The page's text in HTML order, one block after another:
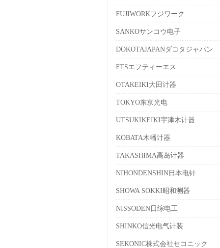
FUJIWORKフジワーク
SANKOサンコウ电子
DOKOTAJAPANダコタジャパン
FTSエフティーエス
OTAKEIKI大田计器
TOKYO东京光电
UTSUKIKEIKI宇津木计器
KOBATA木幡计器
TAKASHIMA高岛计器
NIHONDENSHIN日本电针
SHOWA SOKKI昭和测器
NISSODEN日综电工
SHINKO信光电气计装
SEKONIC株式会社セコニック